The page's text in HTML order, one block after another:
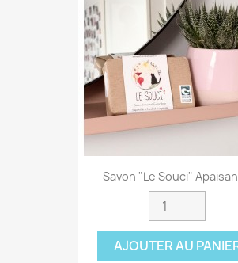
Savon "Le Souci"
AJOUTER AU